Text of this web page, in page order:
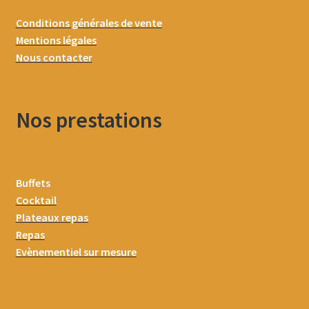
Conditions générales de vente
Mentions légales
Nous contacter
Nos prestations
Buffets
Cocktail
Plateaux repas
Repas
Evènementiel sur mesure